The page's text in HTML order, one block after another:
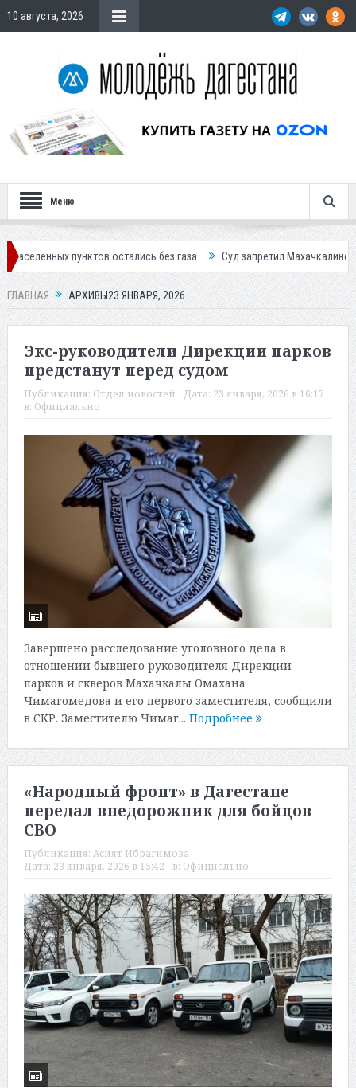
10 августа, 2026
Меню
остались без газа Суд запретил Махачкалинскому
ГЛАВНАЯ АРХИВЫ23 ЯНВАРЯ, 2026
Экс-руководители Дирекции парков
предстанут перед судом
Публикация: Отдел новостей Дата: 23 января, 2026 в 16:17
в: Официально
Завершено расследование уголовного дела в
отношении бывшего руководителя Дирекции
парков и скверов Махачкалы Омахана
Чимагомедова и его первого заместителя, сообщили
в СКР. Заместителю Чимаг... Подробнее
«Народный фронт» в Дагестане
передал внедорожник для бойцов
СВО
Публикация: Асият Ибрагимова
Дата: 23 января, 2026 в 15:42 в: Официально